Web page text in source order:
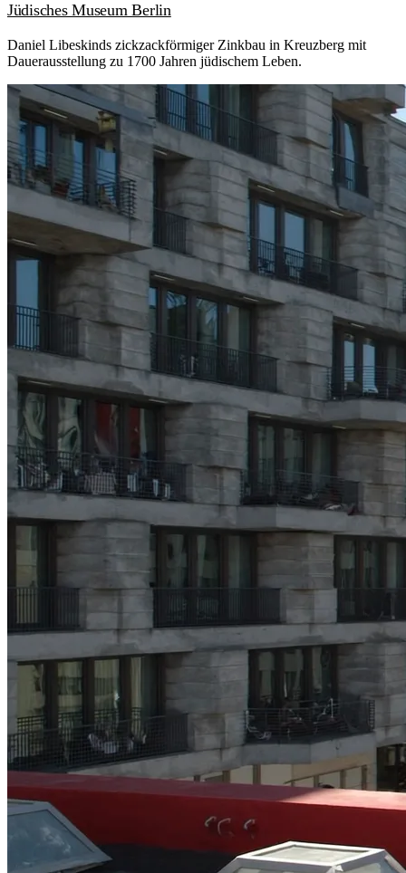
Jüdisches Museum Berlin
Daniel Libeskinds zickzackförmiger Zinkbau in Kreuzberg mit
Dauerausstellung zu 1700 Jahren jüdischem Leben.